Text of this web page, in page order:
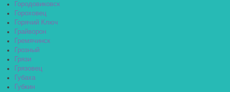
Городовиковск
Гороховец
Горячий Ключ
Грайворон
Гремячинск
Грозный
Грязи
Грязовец
Губаха
Губкин